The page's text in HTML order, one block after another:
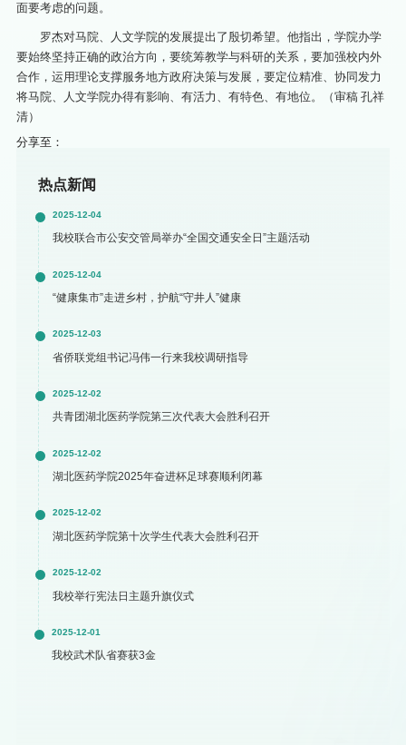
面要考虑的问题。
罗杰对马院、人文学院的发展提出了殷切希望。他指出，学院办学
要始终坚持正确的政治方向，要统筹教学与科研的关系，要加强校内外
合作，运用理论支撑服务地方政府决策与发展，要定位精准、协同发力
将马院、人文学院办得有影响、有活力、有特色、有地位。（审稿 孔祥
清）
分享至：
热点新闻
2025-12-04
我校联合市公安交管局举办“全国交通安全日”主题活动
2025-12-04
“健康集市”走进乡村，护航“守井人”健康
2025-12-03
省侨联党组书记冯伟一行来我校调研指导
2025-12-02
共青团湖北医药学院第三次代表大会胜利召开
2025-12-02
湖北医药学院2025年奋进杯足球赛顺利闭幕
2025-12-02
湖北医药学院第十次学生代表大会胜利召开
2025-12-02
我校举行宪法日主题升旗仪式
2025-12-01
我校武术队省赛获3金